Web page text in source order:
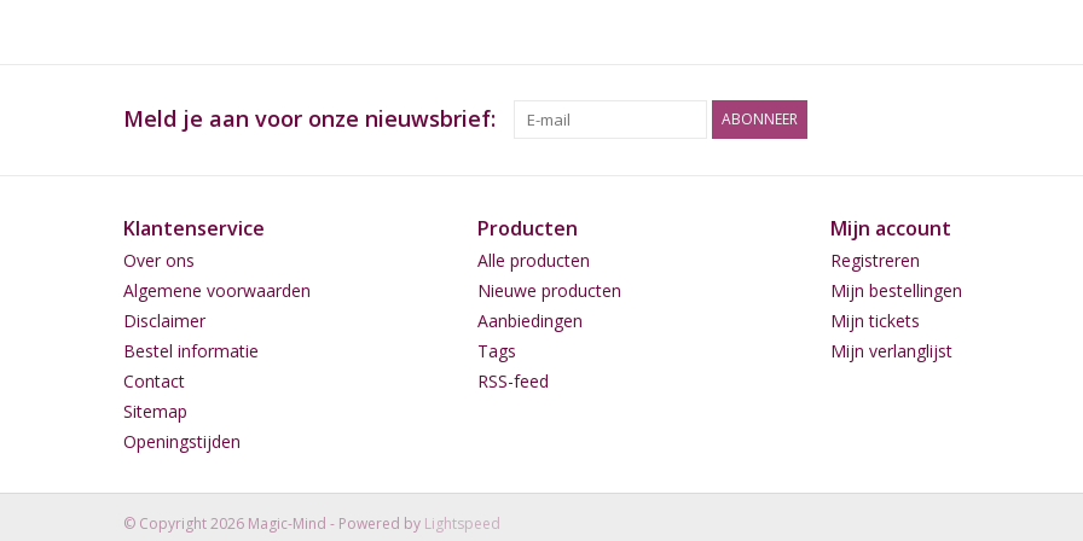
Haar werkelijke genetica is onbekend.
met een Lemon Thai en een Pakistani Kush.
van de ChemDawg uit de vroege jaren
gediscussieerd; sommigen beweren dat het
mensen het erover eens dat het, vanwege
een stoned genetisch profiel van 75%
Meld je aan voor onze nieuwsbrief: ABONNEER
Klantenservice
Over ons
Algemene voorwaarden
Disclaimer
Bestel informatie
Contact
Sitemap
Openingstijden
Producten
Alle producten
Nieuwe producten
Aanbiedingen
Tags
RSS-feed
Mijn account
Registreren
Mijn bestellingen
Mijn tickets
Mijn verlanglijst
© Copyright 2026 Magic-Mind - Powered by Lightspeed